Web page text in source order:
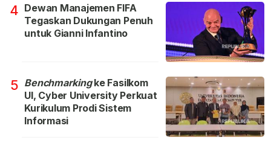
4 Dewan Manajemen FIFA
Tegaskan Dukungan Penuh
untuk Gianni Infantino
5 Benchmarkingke Fasilkom
UI, Cyber University Perkuat
Kurikulum Prodi Sistem
Informasi